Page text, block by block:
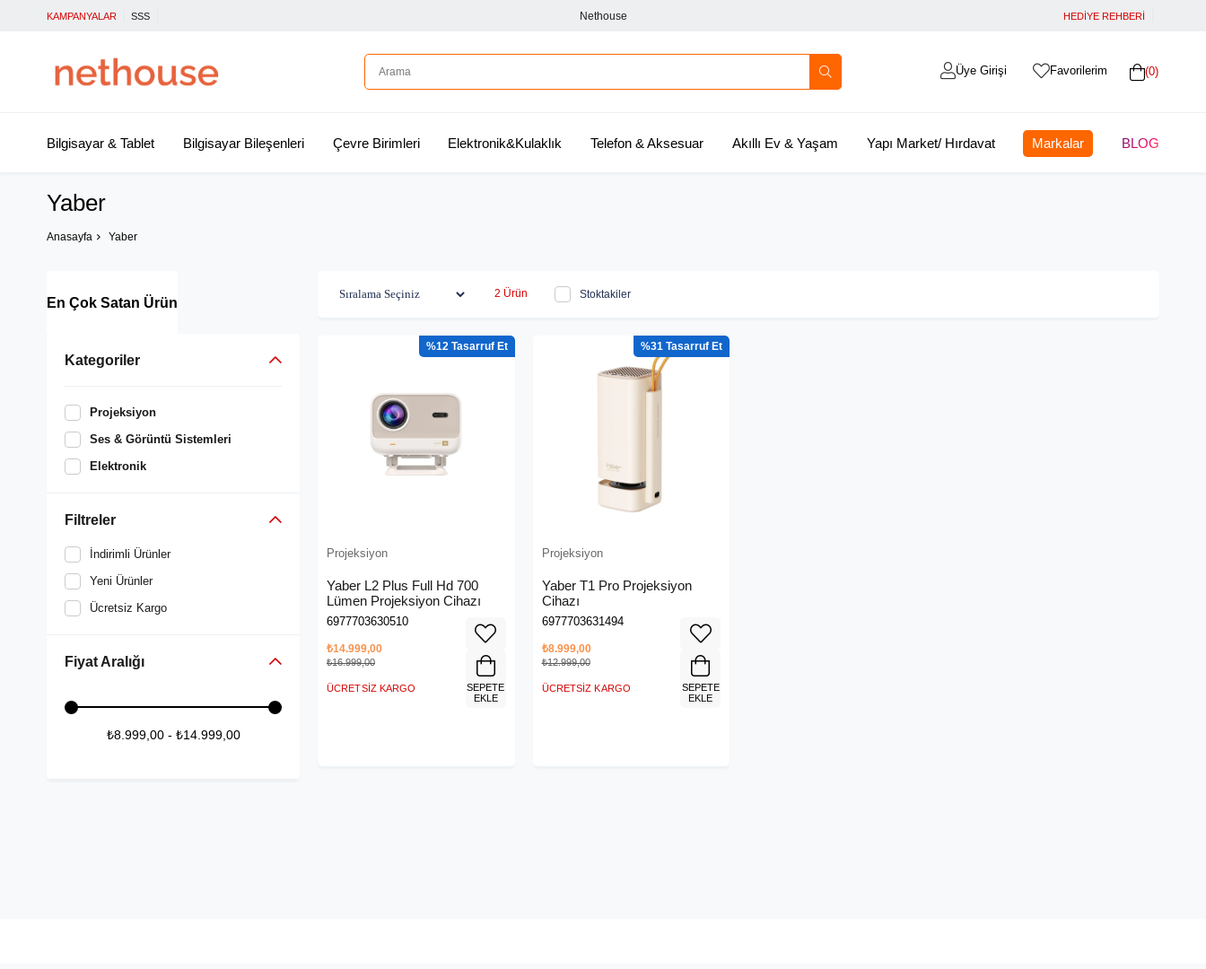
KAMPANYALAR SSS Nethouse HEDİYE REHBERİ
0
Favorilerim
Üye Girişi
Bilgisayar & Tablet Bilgisayar Bileşenleri Çevre Birimleri Elektronik&Kulaklık Telefon & Aksesuar Akıllı Ev & Yaşam Yapı Market/ Hırdavat Markalar BLOG
Yaber
Anasayfa Yaber
En Çok Satan Ürün
Kategoriler
Projeksiyon
Ses & Görüntü Sistemleri
Elektronik
Filtreler
İndirimli Ürünler
Yeni Ürünler
Ücretsiz Kargo
Fiyat Aralığı
₺8.999,00 - ₺14.999,00
2 Ürün Stoktakiler
Projeksiyon
Yaber L2 Plus Full Hd 700
Lümen Projeksiyon Cihazı
6977703630510
₺14.999,00
₺16.999,00
%12
SEPETE
EKLE
ÜCRETSIZ KARGO
Projeksiyon
Yaber T1 Pro Projeksiyon
Cihazı
6977703631494
₺8.999,00
₺12.999,00
%31
SEPETE
EKLE
ÜCRETSIZ KARGO